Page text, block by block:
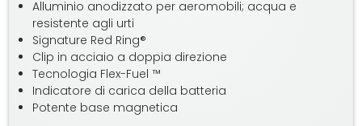
Alluminio anodizzato per aeromobili; acqua e
resistente agli urti
Signature Red Ring®
Clip in acciaio a doppia direzione
Tecnologia Flex-Fuel ™
Indicatore di carica della batteria
Potente base magnetica